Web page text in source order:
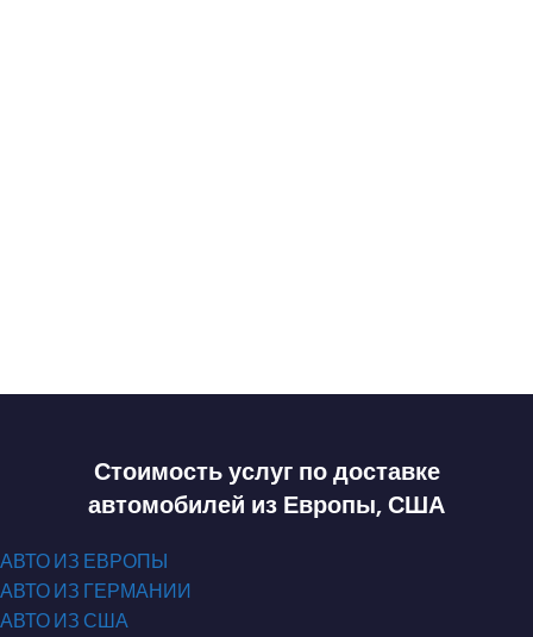
Стоимость услуг по доставке
автомобилей из Европы, США
АВТО ИЗ ЕВРОПЫ
АВТО ИЗ ГЕРМАНИИ
АВТО ИЗ США